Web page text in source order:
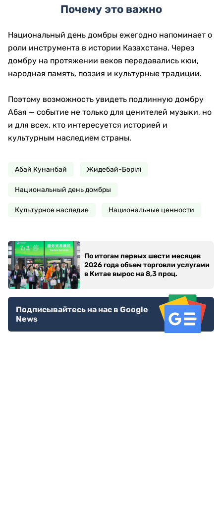
Почему это важно
Национальный день домбры ежегодно напоминает о
роли инструмента в истории Казахстана. Через
домбру на протяжении веков передавались кюи,
народная память, поэзия и культурные традиции.
Поэтому возможность увидеть подлинную домбру
Абая — событие не только для ценителей музыки, но
и для всех, кто интересуется историей и
культурным наследием страны.
Абай Кунанбай Жидебай-Бөрілі
Национальный день домбры
Культурное наследие Национальные ценности
По итогам первых шести месяцев
2026 года объем торговли услугами
в Китае вырос на 8,3 проц.
Подписывайтесь на нас в Google
News